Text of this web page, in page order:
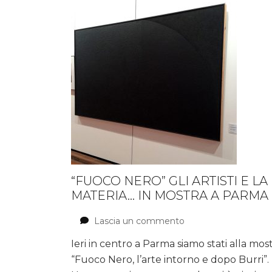
“FUOCO NERO” GLI ARTISTI E LA
MATERIA… IN MOSTRA A PARMA
Lascia un commento
Nero”
gli
Ieri in centro a Parma siamo stati alla
“Fuoco Nero, l’arte intorno e dopo Burri”.